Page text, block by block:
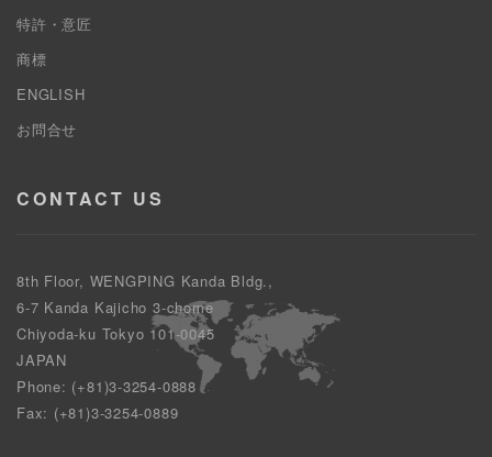
特許・意匠
商標
ENGLISH
お問合せ
CONTACT US
8th Floor, WENGPING Kanda Bldg.,
6-7 Kanda Kajicho 3-chome
Chiyoda-ku Tokyo 101-0045
JAPAN
Phone: (+81)3-3254-0888
Fax: (+81)3-3254-0889